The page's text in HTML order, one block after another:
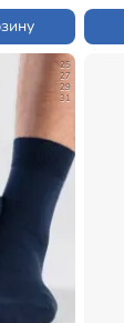
25
27
29
31